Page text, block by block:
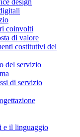
design
coinvolti
di valore
costitutivi del
del servizio
di servizio
e il linguaggio